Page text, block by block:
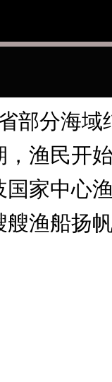
分海域
渔民开
家中心
渔船扬